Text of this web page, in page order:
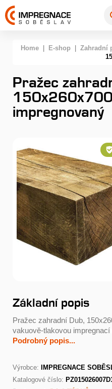
Home E-shop Zahradní
Pražec
impregnovaný
Základní popis
Pražec zahradní Dub,
vakuově-tlakovou impregnací
Podrobný popis...
Výrobce:
IMPREGNACE
Katalogové číslo: